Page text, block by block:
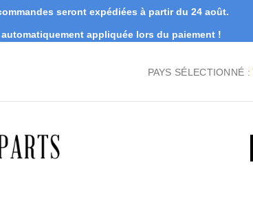
seront expédiées à partir du 24 août.
appliquée lors du paiement !
PAYS SÉLECTIONNÉ :